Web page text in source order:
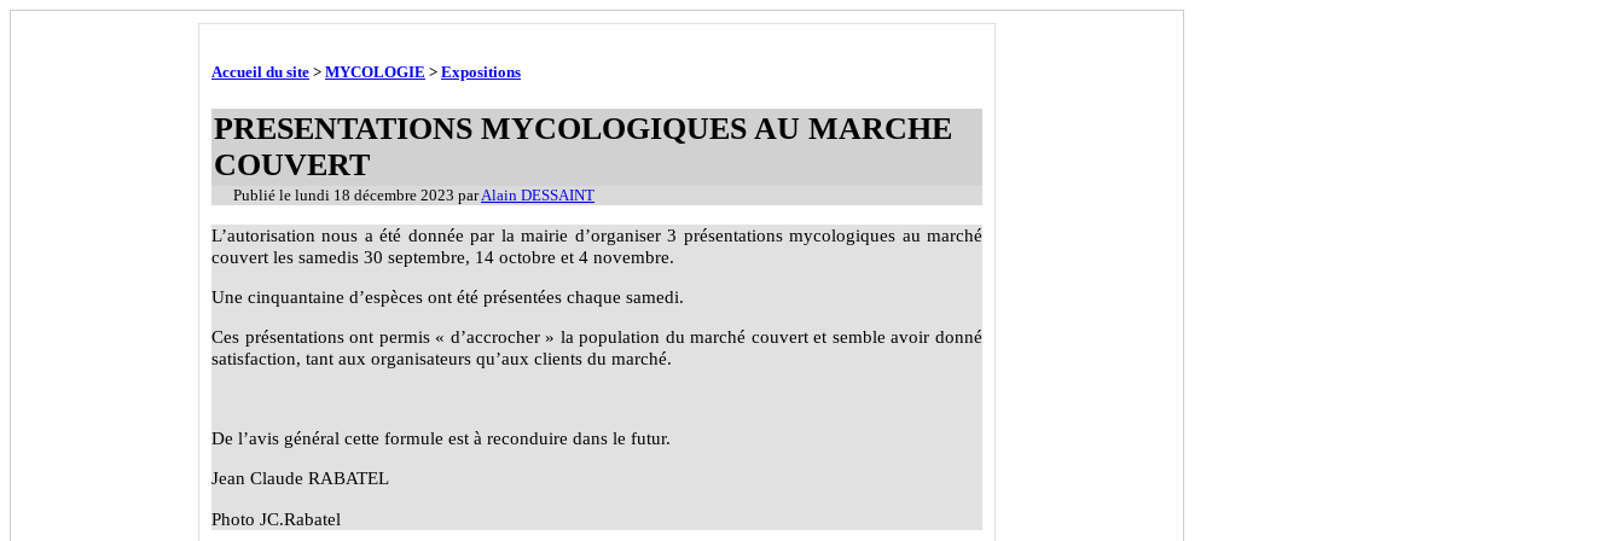
Accueil du site > MYCOLOGIE > Expositions
PRESENTATIONS MYCOLOGIQUES AU MARCHE
COUVERT
Publié le lundi 18 décembre 2023 parAlain DESSAINT
L’autorisation nous a été donnée par la mairie d’organiser 3 présentations mycologiques au marché
couvert les samedis 30 septembre, 14 octobre et 4 novembre.
Une cinquantaine d’espèces ont été présentées chaque samedi.
Ces présentations ont permis « d’accrocher » la population du marché couvert et semble avoir donné
satisfaction, tant aux organisateurs qu’aux clients du marché.
De l’avis général cette formule est à reconduire dans le futur.
Jean Claude RABATEL
Photo JC.Rabatel